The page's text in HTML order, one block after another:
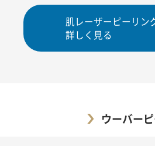
肌レーザーピーリン
詳しく見る
ウーバー